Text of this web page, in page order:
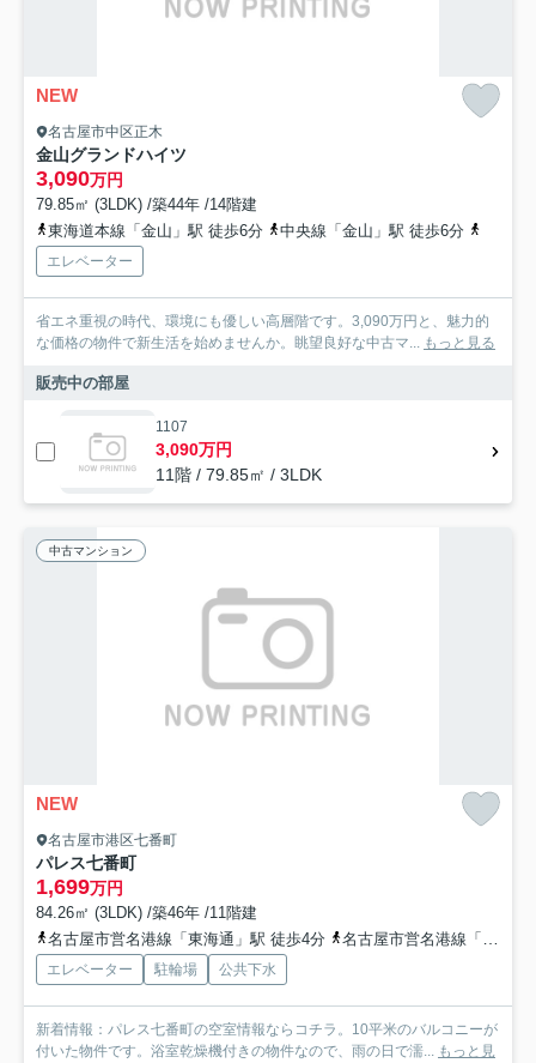
NEW
名古屋市中区正木
金山グランドハイツ
3,090万円
79.85㎡ (3LDK) /築44年 /14階建
東海道本線「金山」駅 徒歩6分
中央線「金山」駅 徒歩6分
エレベーター
省エネ重視の時代、環境にも優しい高層階です。3,090万円と、魅力的
な価格の物件で新生活を始めませんか。眺望良好な中古マ... もっと見る
販売中の部屋
1107
3,090万円
11階 / 79.85㎡ / 3LDK
中古マンション
NEW
名古屋市港区七番町
パレス七番町
1,699万円
84.26㎡ (3LDK) /築46年 /11階建
名古屋市営名港線「東海通」駅 徒歩4分
名古屋市営名港線「六番町」駅 徒歩11分
エレベーター 駐輪場 公共下水
新着情報：パレス七番町の空室情報ならコチラ。10平米のバルコニーが
付いた物件です。浴室乾燥機付きの物件なので、雨の日で濡... もっと見